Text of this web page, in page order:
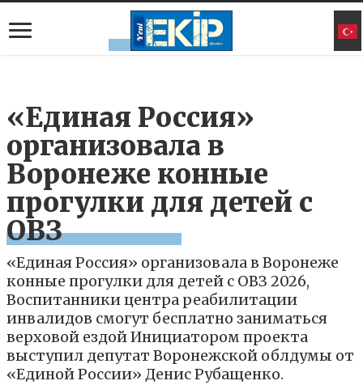
«Единая Россия»
организовала в
Воронеже конные
прогулки для детей с
ОВЗ
«Единая Россия» организовала в Воронеже
конные прогулки для детей с ОВЗ 2026,
Воспитанники центра реабилитации
инвалидов смогут бесплатно заниматься
верховой ездой Инициатором проекта
выступил депутат Воронежской облдумы от
«Единой России» Денис Рубащенко.